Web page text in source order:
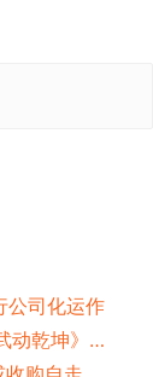
公司化运作
从沉寂一年到技惊四座，《武动乾坤》手游是如何做到的？